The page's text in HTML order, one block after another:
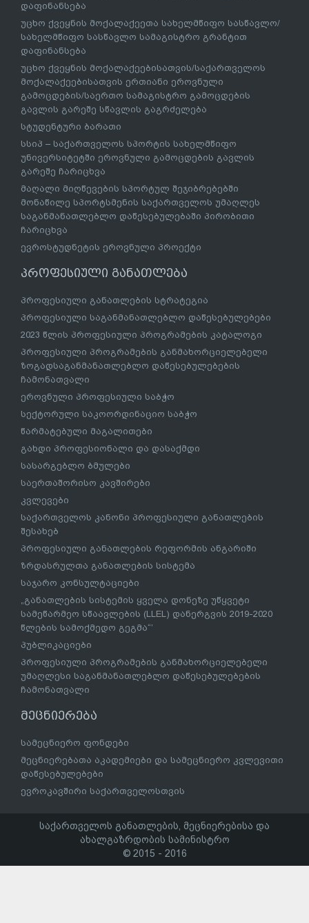
დაფინანსება
უცხო ქვეყნის მოქალაქეეთა სახელმწიფო სასწავლო/
სახელმწიფო სასწავლო სამაგისტრო გრანტით
დაფინანსება
უცხო ქვეყნის მოქალაქეებისათვის/საქართველოს
მოქალაქეებისათვის ერთიანი ეროვნული
გამოცდების/საერთო სამაგისტრო გამოცდების
გავლის გარეშე სწავლის გაგრძელება
სტუდენტური ბარათი
სსიპ – საქართველოს სპორტის სახელმწიფო
უნივერსიტეტში ეროვნული გამოცდების გავლის
გარეშე ჩარიცხვა
მაღალი მიღწევების სპორტულ შეჯიბრებებში
მონაწილე სპორტსმენის საქართველოს უმაღლეს
საგანმანათლებლო დაწესებულებაში პირობითი
ჩარიცხვა
ევროსტუდნეტის ეროვნული პროექტი
პროფესიული განათლება
პროფესიული განათლების სტრატეგია
პროფესიული საგანმანათლებლო დაწესებულებები
2023 წლის პროფესიული პროგრამების კატალოგი
პროფესიული პროგრამების განმახორციელებელი
ზოგადსაგანმანათლებლო დაწესებულებების
ჩამონათვალი
ეროვნული პროფესიული საბჭო
სექტორული საკოორდინაციო საბჭო
წარმატებული მაგალითები
გახდი პროფესიონალი და დასაქმდი
სასარგებლო ბმულები
საერთაშორისო კავშირები
კვლევები
საქართველოს კანონი პროფესიული განათლების
შესახებ
პროფესიული განათლების რეფორმის ანგარიში
ზრდასრულთა განათლების სისტემა
საჯარო კონსულტაციები
„განათლების სისტემის ყველა დონეზე უწყვეტი
სამეწარმეო სწაავლების (LLEL) დანერგვის 2019-2020
წლების სამოქმედო გეგმა“’
პუბლიკაციები
პროფესიული პროგრამების განმახორციელებელი
უმაღლესი საგანმანათლებლო დაწესებულებების
ჩამონათვალი
მეცნიერება
სამეცნიერო ფონდები
მეცნიერებათა აკადემიები და სამეცნიერო კვლევითი
დაწესებულებები
ევროკავშირი საქართველოსთვის
საქართველოს განათლების, მეცნიერებისა და
ახალგაზრდობის სამინისტრო
© 2015 - 2016